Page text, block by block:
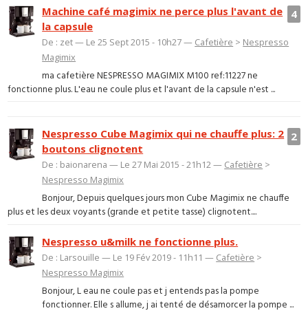
4
Machine café magimix ne perce plus l'avant de
la capsule
De : zet — Le 25 Sept 2015 - 10h27 — Cafetière > Nespresso
Magimix
ma cafetière NESPRESSO MAGIMIX M100 ref:11227 ne
fonctionne plus. L'eau ne coule plus et l'avant de la capsule n'est ...
2
Nespresso Cube Magimix qui ne chauffe plus: 2
boutons clignotent
De : baionarena — Le 27 Mai 2015 - 21h12 — Cafetière >
Nespresso Magimix
Bonjour, Depuis quelques jours mon Cube Magimix ne chauffe
plus et les deux voyants (grande et petite tasse) clignotent....
Nespresso u&milk ne fonctionne plus.
De : Larsouille — Le 19 Fév 2019 - 11h11 — Cafetière >
Nespresso Magimix
Bonjour, L eau ne coule pas et j entends pas la pompe
fonctionner. Elle s allume, j ai tenté de désamorcer la pompe ...